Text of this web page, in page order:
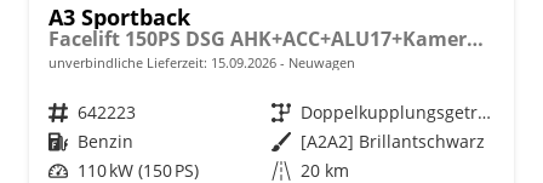
A3 Sportback
Facelift 150PS DSG AHK+ACC+ALU17+Kamera+GV3+Sitzheizung
unverbindliche Lieferzeit: 15.09.2026 Neuwagen
Fahrzeugnr. 642223 Getriebe
Doppelkupplungsgetriebe (DSG)
Kraftstoff Benzin Außenfarbe [A2A2] Brillantschwarz
Leistung 110 kW (150 PS) Kilometerstand 20 km